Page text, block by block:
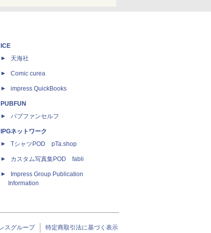
ICE
天海社
Comic curea
impress QuickBooks
PUBFUN
パブファンセルフ
IPGネットワーク
TシャツPOD pTa.shop
カスタム写真集POD fabli
Impress Group Publication
Information
スグループ 特定商取引法に基づく表示